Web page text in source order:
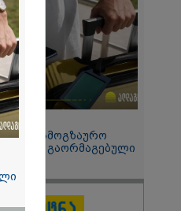
სამოგზაურო
მიიღე გაორმაგებული